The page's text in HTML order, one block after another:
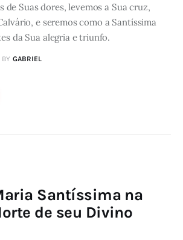
de Suas dores, levemos a Sua cruz,
e seremos como a Santíssima
da Sua alegria e triunfo.
BY GABRIEL
Santíssima na
de seu Divino